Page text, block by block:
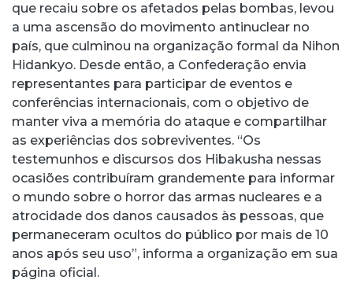
que recaiu sobre os afetados pelas bombas, levou
a uma ascensão do movimento antinuclear no
país, que culminou na organização formal da Nihon
Hidankyo. Desde então, a Confederação envia
representantes para participar de eventos e
conferências internacionais, com o objetivo de
manter viva a memória do ataque e compartilhar
as experiências dos sobreviventes. “Os
testemunhos e discursos dos Hibakusha nessas
ocasiões contribuíram grandemente para informar
o mundo sobre o horror das armas nucleares e a
atrocidade dos danos causados às pessoas, que
permaneceram ocultos do público por mais de 10
anos após seu uso”, informa a organização em sua
página oficial.